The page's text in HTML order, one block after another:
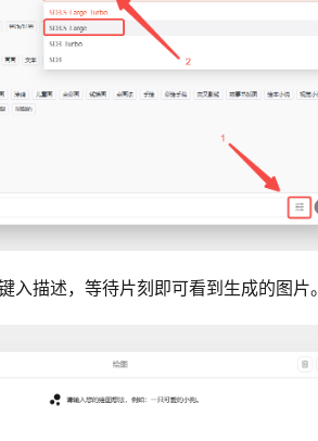
描述，等待片刻即可看到生成的图片。